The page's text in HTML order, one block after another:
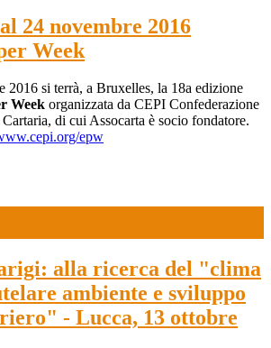
24 novembre 2016
Week
2016 si terrà, a Bruxelles, la 18a edizione
Week organizzata da CEPI Confederazione
di cui Assocarta è socio fondatore.
epw
alla ricerca del "clima
ambiente e sviluppo
- Lucca, 13 ottobre